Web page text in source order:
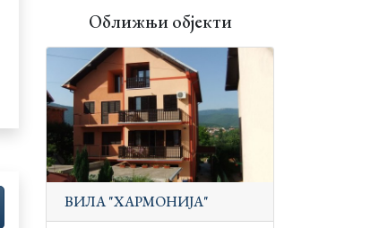
Оближњи објекти
ВИЛА "ХАРМОНИЈА"